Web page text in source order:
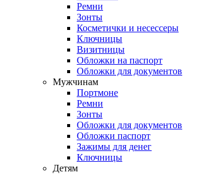
Ремни
Зонты
Косметички и несессеры
Ключницы
Визитницы
Обложки на паспорт
Обложки для документов
Мужчинам
Портмоне
Ремни
Зонты
Обложки для документов
Обложки паспорт
Зажимы для денег
Ключницы
Детям